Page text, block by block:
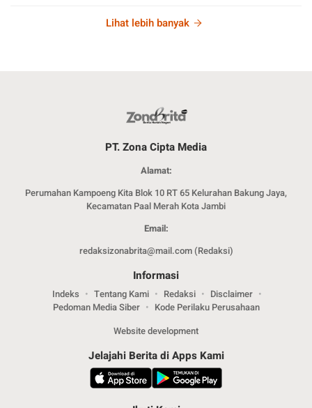
Lihat lebih banyak
PT. Zona Cipta Media
Alamat:
Perumahan Kampoeng Kita Blok 10 RT 65 Kelurahan Bakung Jaya,
Kecamatan Paal Merah Kota Jambi
Email:
redaksizonabrita@mail.com (Redaksi)
Informasi
Indeks Tentang Kami Redaksi
Disclaimer
Pedoman Media Siber
Kode Perilaku Perusahaan
Website development
Jelajahi Berita di Apps Kami